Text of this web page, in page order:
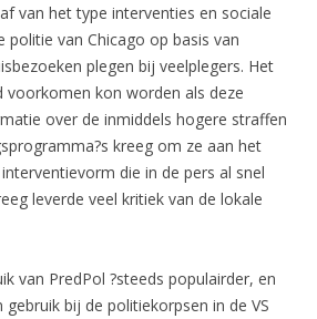
van het type interventies en sociale
politie van Chicago op basis van
plegen bij veelplegers. Het
voorkomen kon worden als deze
over de inmiddels hogere straffen
kreeg om ze aan het
die in de pers al snel
leverde veel kritiek van de lokale
van PredPol ?steeds populairder, en
bij de politiekorpsen in de VS